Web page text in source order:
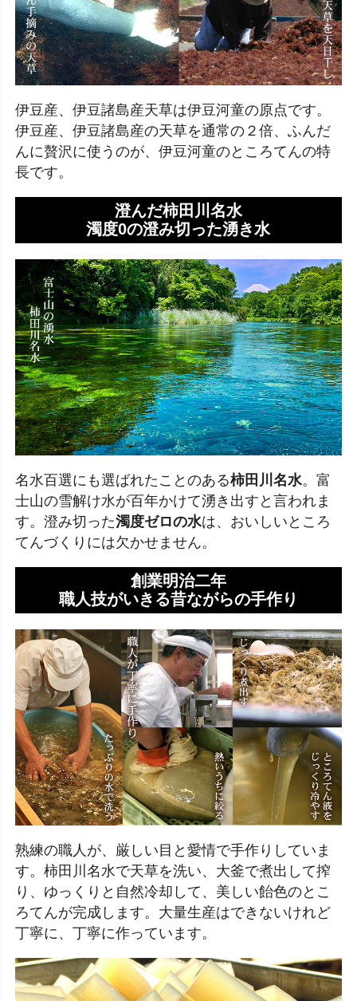
伊豆産、伊豆諸島産天草は伊豆河童の原点です。
伊豆産、伊豆諸島産の天草を通常の２倍、ふんだ
んに贅沢に使うのが、伊豆河童のところてんの特
長です。
澄んだ柿田川名水
濁度0の澄み切った湧き水
名水百選にも選ばれたことのある柿田川名水。富
士山の雪解け水が百年かけて湧き出すと言われま
す。澄み切った濁度ゼロの水は、おいしいところ
てんづくりには欠かせません。
創業明治二年
職人技がいきる昔ながらの手作り
熟練の職人が、厳しい目と愛情で手作りしていま
す。柿田川名水で天草を洗い、大釜で煮出して搾
り、ゆっくりと自然冷却して、美しい飴色のとこ
ろてんが完成します。大量生産はできないけれど
丁寧に、丁寧に作っています。